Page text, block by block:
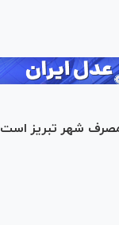
شهر تبریز است